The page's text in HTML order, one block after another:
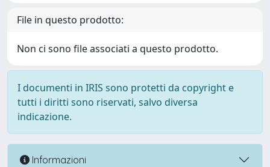
File in questo prodotto:
Non ci sono file associati a questo prodotto.
I documenti in IRIS sono protetti da copyright e
tutti i diritti sono riservati, salvo diversa
indicazione.
Informazioni